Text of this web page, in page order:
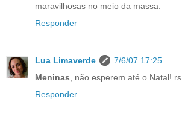
maravilhosas no meio da massa.
Responder
Lua Limaverde
7/6/07 17:25
Meninas , não esperem até o Natal! rs.
Responder